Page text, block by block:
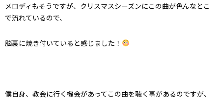
メロディもそうですが、クリスマスシーズンにこの曲が色んなとこ
で流れているので、
脳裏に焼き付いていると感じました！
僕自身、教会に行く機会があってこの曲を聴く事があるのですが、